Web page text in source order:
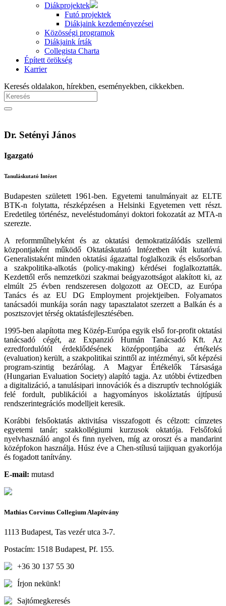
Diákprojektek
Futó projektek
Diákjaink kezdeményezései
Közösségi programok
Diákjaink írták
Collegista Charta
Épített örökség
Karrier
Keresés oldalakon, hírekben, eseményekben, cikkekben.
Dr. Setényi János
Igazgató
Tanuláskutató Intézet
Budapesten született 1961-ben. Egyetemi tanulmányait az ELTE
BTK-n folytatta, részképzésen a Helsinki Egyetemen vett részt.
Eredetileg történész, neveléstudományi doktori fokozatát az MTA-n
szerezte.
A reformműhelyként és az oktatási demokratizálódás szellemi
központjaként működő Oktatáskutató Intézetben vált kutatóvá.
Generalistaként minden oktatási ágazattal foglalkozik és elsősorban
a szakpolitika-alkotás (policy-making) kérdései foglalkoztatták.
Kezdettől erős nemzetközi szakmai beágyazottságot alakított ki, az
elmúlt 25 évben rendszeresen dolgozott az OECD, az Európa
Tanács és az EU DG Employment projektjeiben. Folyamatos
tanácsadói munkája során nagy tapasztalatot szerzett a Balkán és a
posztszovjet térség oktatásfejlesztésében.
1995-ben alapította meg Közép-Európa egyik első for-profit oktatási
tanácsadó cégét, az Expanzió Humán Tanácsadó Kft. Az
ezredfordulótól érdeklődésének középpontjába az értékelés
(evaluation) került, a szakpolitikai szinttől az intézményi, sőt képzési
program-szintig bezárólag. A Magyar Értékelők Társasága
(Hungarian Evaluation Society) alapító tagja. Az utóbbi évtizedben
a digitalizáció, a tanulásipari innovációk és a diszruptív technológiák
felé fordult, publikációi a hagyományos iskoláztatás újtípusú
rendszerintegrációs modelljeit keresik.
Korábbi felsőoktatás aktivitása visszafogott és célzott: címzetes
egyetemi tanár; szakkollégiumi kurzusok oktatója. Felsőfokú
nyelvhasználó angol és finn nyelven, míg az oroszt és a mandarint
középfokon használja. Húsz éve a Chen-stílusú taijiquan gyakorlója
és fogadott tanítvány.
E-mail: mutasd
Mathias Corvinus Collegium Alapítvány
1113 Budapest, Tas vezér utca 3-7.
Postacím: 1518 Budapest, Pf. 155.
+36 30 137 55 30
Írjon nekünk!
Sajtómegkeresés